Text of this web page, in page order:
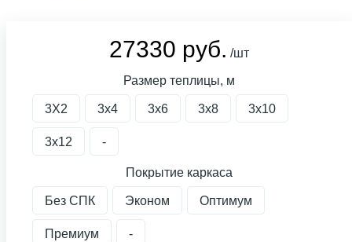
27330 руб. /шт
Размер теплицы, м
3X2 3х4 3х6 3х8 3х10
3х12 -
Покрытие каркаса
Без СПК Эконом Оптимум
Премиум -